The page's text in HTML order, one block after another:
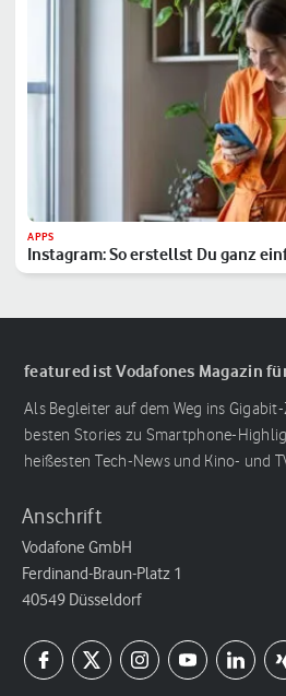
APPS
Instagram: So erstellst Du ganz
featured ist Vodafones Magazin
Als Begleiter auf dem Weg ins
besten Stories zu Smartphone-
heißesten Tech-News und Kino- und
Anschrift
Vodafone GmbH
Ferdinand-Braun-Platz 1
40549 Düsseldorf